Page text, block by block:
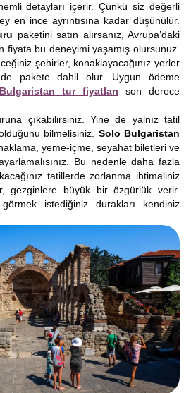
detayları içerir. Çünkü siz değerli
en ince ayrıntısına kadar düşünülür.
paketini satın alırsanız, Avrupa’daki
fiyata bu deneyimi yaşamış olursunuz.
şehirler, konaklayacağınız yerler
pakete dahil olur. Uygun ödeme
Bulgaristan tur fiyatları
son derece
çıkabilirsiniz. Yine de yalnız tatil
bilmelisiniz. Solo Bulgaristan
yeme-içme, seyahat biletleri ve
Bu nedenle daha fazla
tatillerde zorlanma ihtimaliniz
gezginlere büyük bir özgürlük verir.
istediğiniz durakları kendiniz